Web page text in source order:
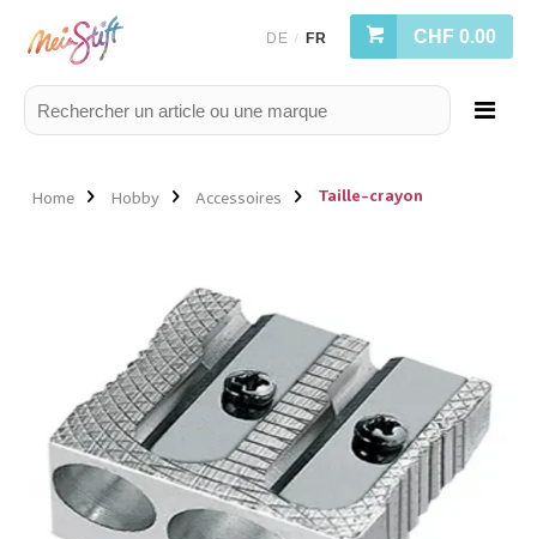
DE / FR CHF 0.00
Home Hobby Accessoires Taille-crayon